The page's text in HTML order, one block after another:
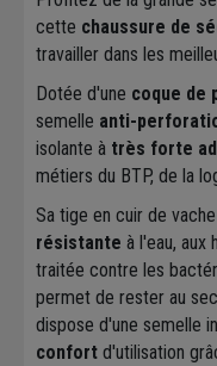
cette chaussure de
travailler dans les
Dotée d'une coque de
semelle anti-
isolante à très forte
métiers du BTP, de la
Sa tige en cuir de
résistante à l'eau, aux
traitée contre les
permet de rester au
dispose d'une semelle
confort d'utilisation